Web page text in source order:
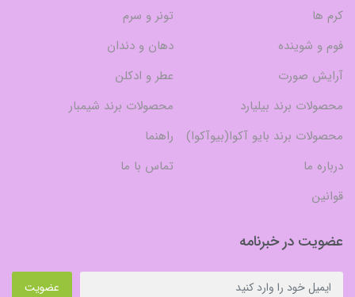
کرم ها
تونر و سرم
فوم و شوینده
دهان و دندان
آرایش صورت
عطر و ادکلن
محصولات برند بیلیارد
محصولات برند شیمبار
محصولات برند بایو آکوا(بیوآکوا)
راهنما
درباره ما
تماس با ما
قوانین
عضویت در خبرنامه
عضویت